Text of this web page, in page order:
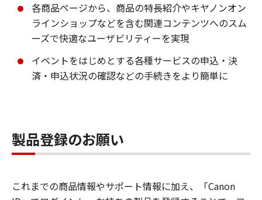
各商品ページから、商品の特長紹介やキヤノンオン
ラインショップなどを含む関連コンテンツへのスム
ーズで快適なユーザビリティーを実現
イベントをはじめとする各種サービスの申込・決
済・申込状況の確認などの手続きをより簡単に
製品登録のお願い
これまでの商品情報やサポート情報に加え、「Canon